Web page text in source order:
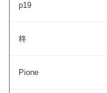
p19
柊
Pione